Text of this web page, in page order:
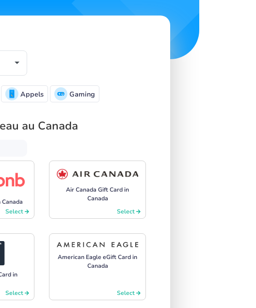
Appels Gaming
au Canada
Select
Air Canada Gift Card in
Canada
Select
in
Select
American Eagle eGift Card in
Canada
Select